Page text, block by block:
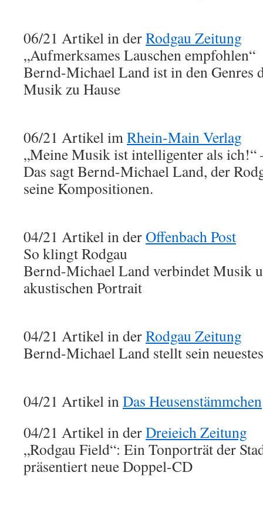
06/21 Artikel in derRodgau Zeitung
„Aufmerksames Lauschen empfohlen“
Bernd-Michael Land ist in den Genres
Musik zu Hause
06/21 Artikel imRhein-Main Verlag
„Meine Musik ist intelligenter als ich!“
Das sagt Bernd-Michael Land, der
seine Kompositionen.
04/21 Artikel in derOffenbach Post
So klingt Rodgau
Bernd-Michael Land verbindet Musik
akustischen Portrait
04/21 Artikel in derRodgau Zeitung
Bernd-Michael Land stellt sein
04/21 Artikel inDas Heusenstämmchen
04/21 Artikel in derDreieichZeitung
„Rodgau Field“: Ein Tonporträt der
präsentiert neue Doppel-CD